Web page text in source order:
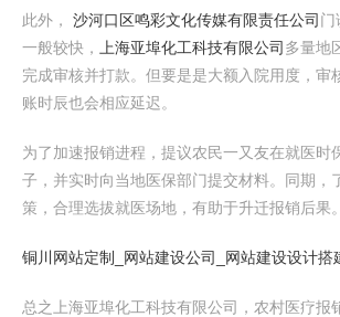
此外， 沙河口区鸣彩文化传媒有限责任公司 门
一般较快，
上海亚埠化工科技有限公司 多量地
完成审核并打款。但要是是大额入院用度，审
账时辰也会相应延迟。
为了加速报销进程，提议农民一又友在就医时
子，并实时向当地医保部门提交材料。同期，
策，合理选拔就医场地，有助于升迁报销后果。
铜川网站定制_网站建设公司_网站建设设计搭
总之上海亚埠化工科技有限公司，农村医疗报